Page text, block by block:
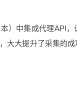
）中集成代理API
大大提升了采集的